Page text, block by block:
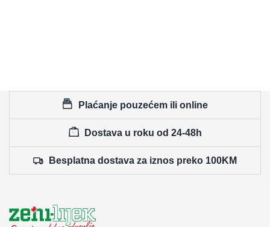
Plaćanje pouzećem ili online
Dostava u roku od 24-48h
Besplatna dostava za iznos preko 100KM